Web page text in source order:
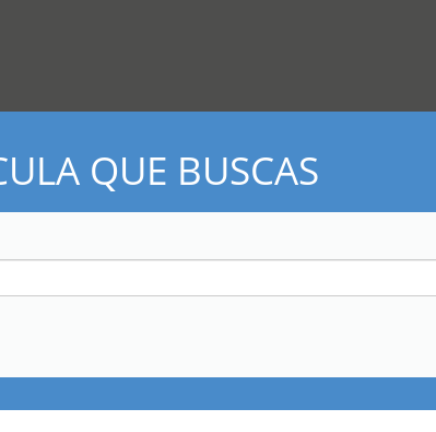
QUE BUSCAS